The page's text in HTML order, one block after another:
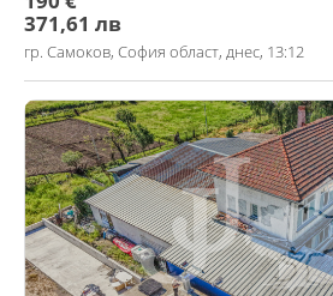
371,61 лв
гр. Самоков, София област, днес, 13:12